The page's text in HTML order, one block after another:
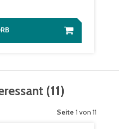
(11)
Seite 1 von 11